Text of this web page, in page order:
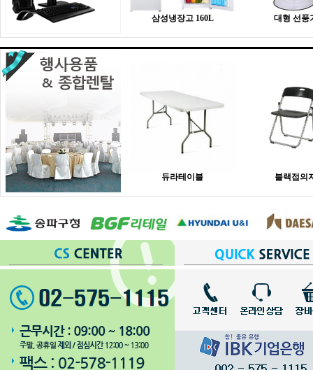
삼성냉장고 160L 대형 선풍
듀라테이블 블랙접의